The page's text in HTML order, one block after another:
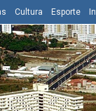
Cultura Esporte